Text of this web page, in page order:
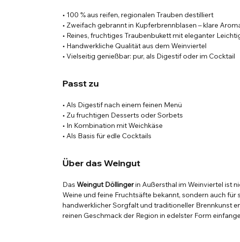
• 100 % aus reifen, regionalen Trauben destilliert
• Zweifach gebrannt in Kupferbrennblasen – klare
• Reines, fruchtiges Traubenbukett mit eleganter
• Handwerkliche Qualität aus dem Weinviertel
• Vielseitig genießbar: pur, als Digestif oder im Cocktail
Passt zu
• Als Digestif nach einem feinen Menü
• Zu fruchtigen Desserts oder Sorbets
• In Kombination mit Weichkäse
• Als Basis für edle Cocktails
Über das Weingut
DasWeingut Döllingerin Außersthal im Weinviertel ist
Weine und feine Fruchtsäfte bekannt, sondern auch für
handwerklicher Sorgfalt und traditioneller Brennkunst
reinen Geschmack der Region in edelster Form